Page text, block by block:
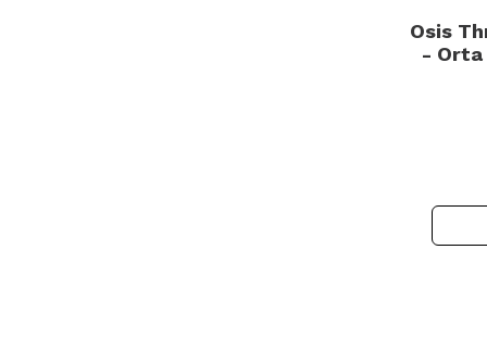
Osis
- Orta